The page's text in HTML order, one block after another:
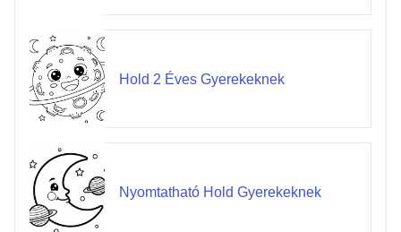
Hold 2 Éves Gyerekeknek
Nyomtatható Hold Gyerekeknek